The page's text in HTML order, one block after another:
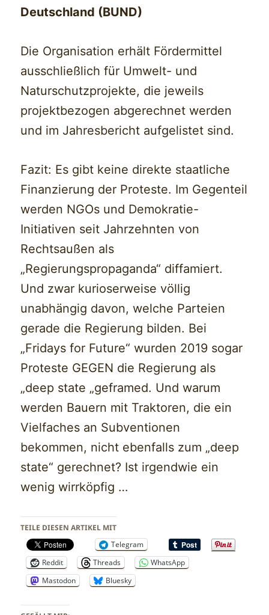
Deutschland (BUND)
Die Organisation erhält Fördermittel
ausschließlich für Umwelt- und
Naturschutzprojekte, die jeweils
projektbezogen abgerechnet werden
und im Jahresbericht aufgelistet sind.
Fazit: Es gibt keine direkte staatliche
Finanzierung der Proteste. Im Gegenteil
werden NGOs und Demokratie-
Initiativen seit Jahrzehnten von
Rechtsaußen als
„Regierungspropaganda“ diffamiert.
Und zwar kurioserweise völlig
unabhängig davon, welche Parteien
gerade die Regierung bilden. Bei
„Fridays for Future“ wurden 2019 sogar
Proteste GEGEN die Regierung als
„deep state „geframed. Und warum
werden Bauern mit Traktoren, die ein
Vielfaches an Subventionen
bekommen, nicht ebenfalls zum „deep
state“ gerechnet? Ist irgendwie ein
wenig wirrköpfig …
TEILE DIESEN ARTIKEL MIT
Telegram
Reddit
Threads
WhatsApp
Mastodon
Bluesky